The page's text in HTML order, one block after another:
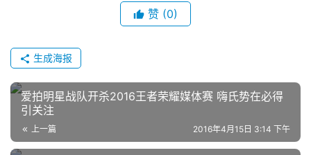
中
(
中
国
)
赞 (0)
生成海报
爱拍明星战队开杀2016王者荣耀媒体赛 嗨氏势在必得
引关注
上一篇 2016年4月15日 3:14 下午